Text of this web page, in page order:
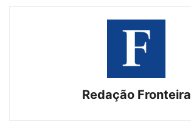
Redação Fronteira